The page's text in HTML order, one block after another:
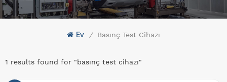
Ev / Basınç Test Cihazı
1 results found for "basınç test cihazı"